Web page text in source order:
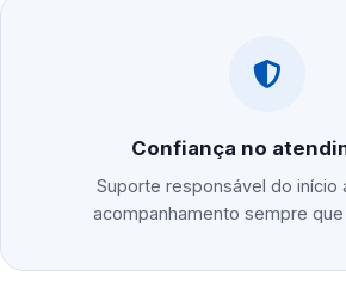
Confiança no
Suporte responsável do início
acompanhamento sempre